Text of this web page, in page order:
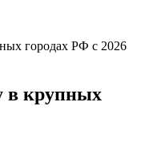
городах РФ с 2026
в крупных